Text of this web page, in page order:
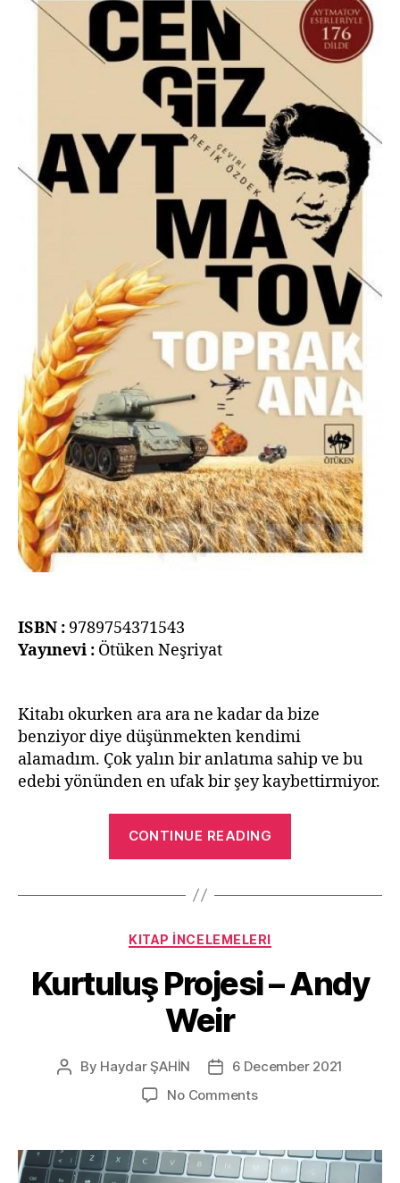
Aytmatov
Kitap
İncelemesi
ISBN : 9789754371543
Yayınevi : Ötüken Neşriyat
Kitabı okurken ara ara ne kadar da bize
benziyor diye düşünmekten kendimi
alamadım. Çok yalın bir anlatıma sahip ve bu
edebi yönünden en ufak bir şey kaybettirmiyor.
CONTINUE READING
Cengiz
İncelemesi”
Categories
KITAP İNCELEMELERI
Kurtuluş Projesi – Andy
Weir
Post
By Haydar ŞAHİN
Post6 December 2021
No Commentson
–
Andy